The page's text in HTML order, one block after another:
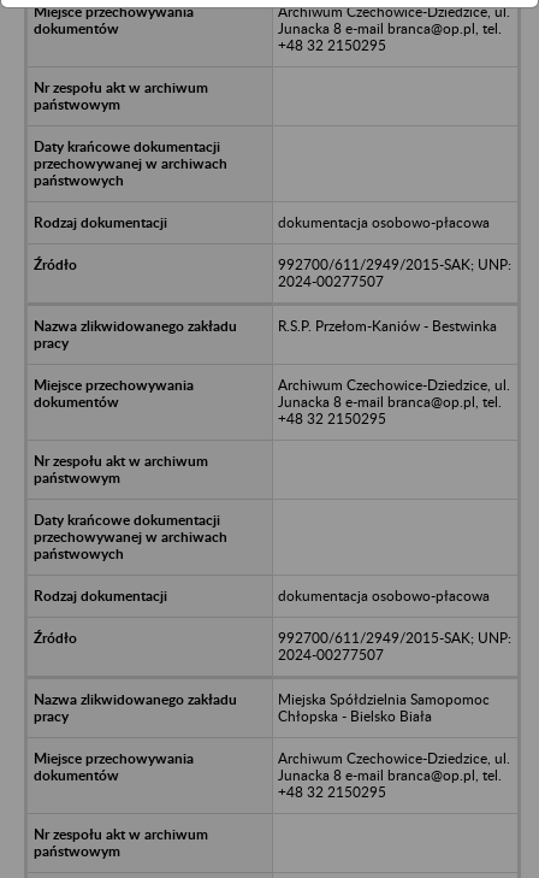
Archiwum Czechowice-Dziedzice, ul.
Junacka 8 e-mail branca@op.pl, tel.
+48 32 2150295
dokumentacja osobowo-płacowa
992700/611/2949/2015-SAK; UNP:
2024-00277507
R.S.P. Przełom-Kaniów - Bestwinka
Archiwum Czechowice-Dziedzice, ul.
Junacka 8 e-mail branca@op.pl, tel.
+48 32 2150295
dokumentacja osobowo-płacowa
992700/611/2949/2015-SAK; UNP:
2024-00277507
Miejska Spółdzielnia Samopomoc
Chłopska - Bielsko Biała
Archiwum Czechowice-Dziedzice, ul.
Junacka 8 e-mail branca@op.pl, tel.
+48 32 2150295